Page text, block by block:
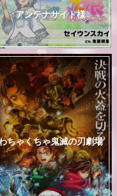
アンテナサイト様
ちゃくちゃ鬼滅の刃劇場